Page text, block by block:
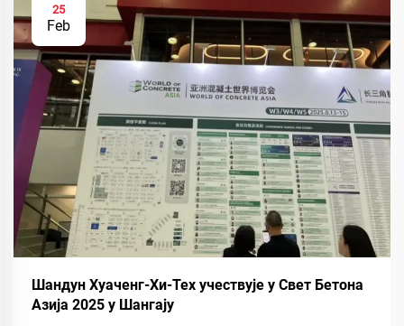
25
Feb
Шандун Хуаченг-Хи-Тех учествује у Свет Бетона
Азија 2025 у Шангају